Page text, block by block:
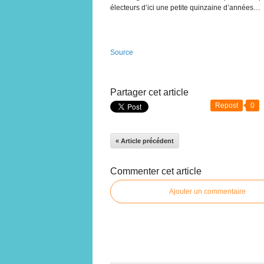
électeurs d’ici une petite quinzaine d’années…
Source
Partager cet article
Repost 0
« Article précédent
Commenter cet article
Ajouter un commentaire